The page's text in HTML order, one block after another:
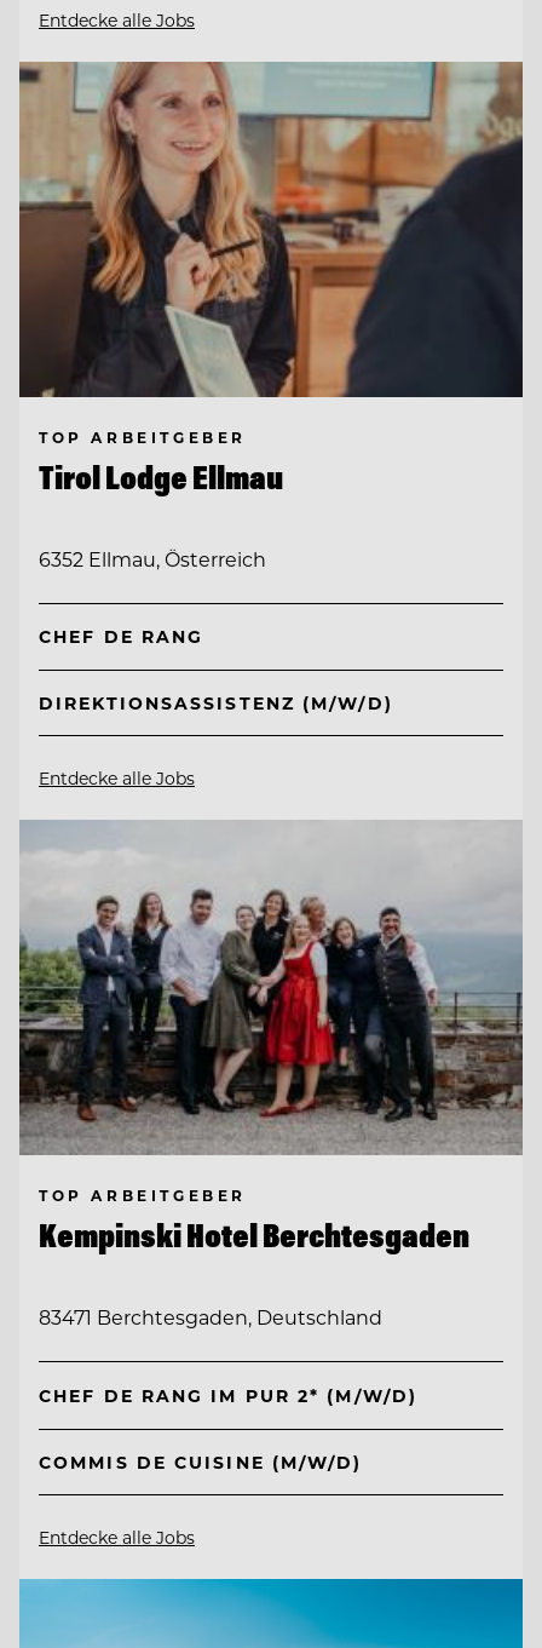
Entdecke alle Jobs
TOP ARBEITGEBER
Tirol Lodge Ellmau
6352 Ellmau, Österreich
CHEF DE RANG
DIREKTIONSASSISTENZ (M/W/D)
Entdecke alle Jobs
TOP ARBEITGEBER
Kempinski Hotel Berchtesgaden
83471 Berchtesgaden, Deutschland
CHEF DE RANG IM PUR 2* (M/W/D)
COMMIS DE CUISINE (M/W/D)
Entdecke alle Jobs